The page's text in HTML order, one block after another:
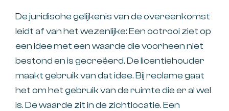
De juridische gelijkenis van de overeenkomst
leidt af van het wezenlijke: Een octrooi ziet op
een idee met een waarde die voorheen niet
bestond en is gecreëerd. De licentiehouder
maakt gebruik van dat idee. Bij reclame gaat
het om het gebruik van de ruimte die er al wel
is. De waarde zit in de zichtlocatie. Een